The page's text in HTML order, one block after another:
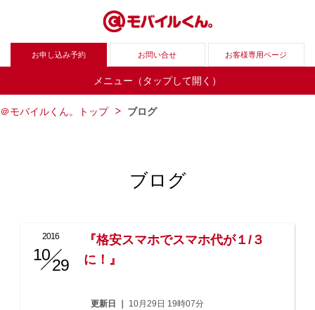
お申し込み予約 お問い合せ お客様専用ページ
メニュー（タップして開く）
＠モバイルくん。トップ ブログ
ブログ
2016
10
29
『格安スマホでスマホ代が１/３
に！』
更新日 ｜ 10月29日 19時07分